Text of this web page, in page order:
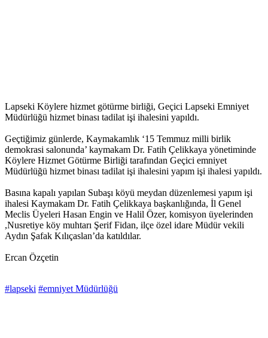
Lapseki Köylere hizmet götürme birliği, Geçici Lapseki Emniyet
Müdürlüğü hizmet binası tadilat işi ihalesini yapıldı.
Geçtiğimiz günlerde, Kaymakamlık ‘15 Temmuz milli birlik
demokrasi salonunda’ kaymakam Dr. Fatih Çelikkaya yönetiminde
Köylere Hizmet Götürme Birliği tarafından Geçici emniyet
Müdürlüğü hizmet binası tadilat işi ihalesini yapım işi ihalesi yapıldı.
Basına kapalı yapılan Subaşı köyü meydan düzenlemesi yapım işi
ihalesi Kaymakam Dr. Fatih Çelikkaya başkanlığında, İl Genel
Meclis Üyeleri Hasan Engin ve Halil Özer, komisyon üyelerinden
,Nusretiye köy muhtarı Şerif Fidan, ilçe özel idare Müdür vekili
Aydın Şafak Kılıçaslan’da katıldılar.
Ercan Özçetin
#lapseki #emniyet Müdürlüğü